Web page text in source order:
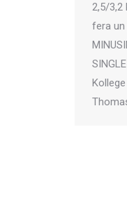
2,5/3,2
fera